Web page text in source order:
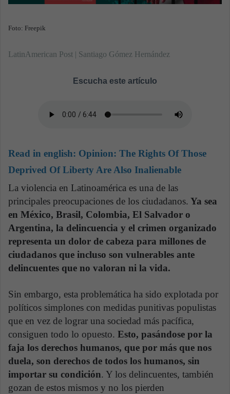
Foto: Freepik
LatinAmerican Post | Santiago Gómez Hernández
Escucha este artículo
Read in english: Opinion: The Rights Of Those
Deprived Of Liberty Are Also Inalienable
La violencia en Latinoamérica es una de las
principales preocupaciones de los ciudadanos. Ya sea
en México, Brasil, Colombia, El Salvador o
Argentina, la delincuencia y el crimen organizado
representa un dolor de cabeza para millones de
ciudadanos que incluso son vulnerables ante
delincuentes que no valoran ni la vida.
Sin embargo, esta problemática ha sido explotada por
políticos simplones con medidas punitivas populistas
que en vez de lograr una sociedad más pacífica,
consiguen todo lo opuesto. Esto, pasándose por la
faja los derechos humanos, que por más que nos
duela, son derechos de todos los humanos, sin
importar su condición. Y los delincuentes, también
gozan de estos mismos y no los pierden